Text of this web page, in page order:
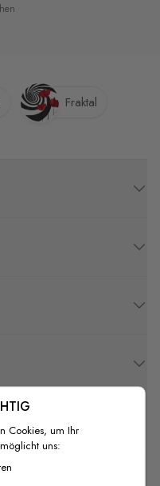
Fraktal
Cookies, um Ihr
uns: